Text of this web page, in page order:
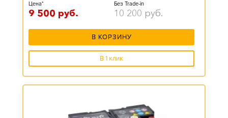
Цена*
9 500 руб.
Без Trade-in
10 200 руб.
В КОРЗИНУ
В 1 клик